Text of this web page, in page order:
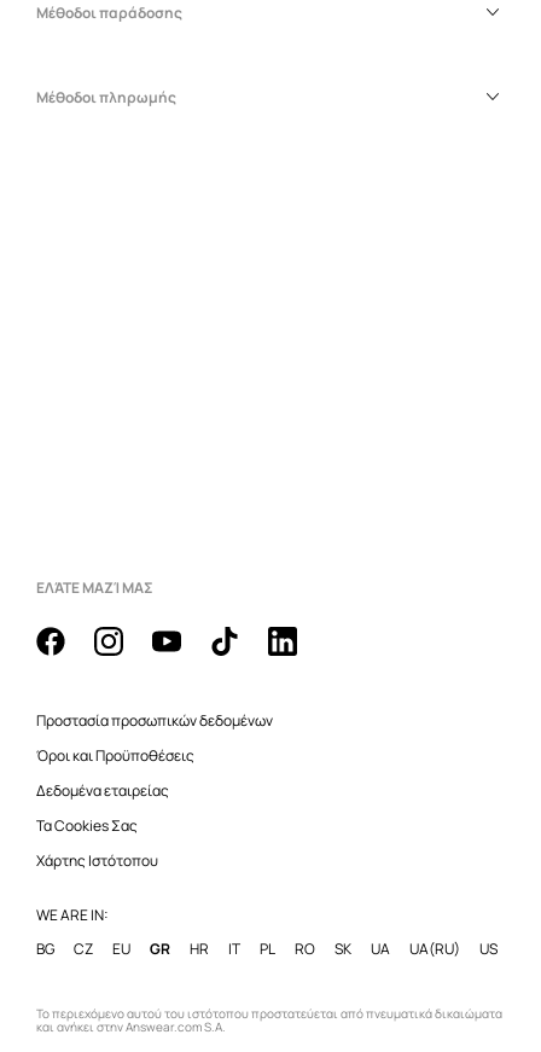
Μέθοδοι παράδοσης
Μέθοδοι πληρωμής
ΕΛΆΤΕ ΜΑΖΊ ΜΑΣ
Προστασία προσωπικών δεδομένων
Όροι και Προϋποθέσεις
Δεδομένα εταιρείας
Τα Cookies Σας
Χάρτης Ιστότοπου
WE ARE IN:
BG
CZ EU GR HR IT PL RO SK UA UA(RU) US
Το περιεχόμενο αυτού του ιστότοπου προστατεύεται από πνευματικά δικαιώματα
και ανήκει στην Answear.com S.A.